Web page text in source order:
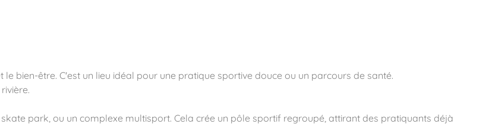
bien-être. C'est un lieu idéal pour une pratique sportive douce ou un parcours de santé.
park, ou un complexe multisport. Cela crée un pôle sportif regroupé, attirant des pratiquants déjà